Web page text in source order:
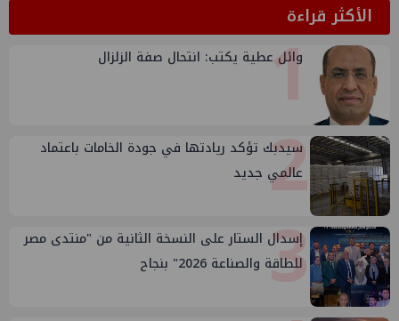
الأكثر قراءة1
وائل عطية يكتب: انتحال صفة الزلزال
2
سيدبك تؤكد ريادتها في جودة الخامات باعتماد
عالمي جديد
3
إسدال الستار على النسخة الثانية من "منتدى مصر
للطاقة والصناعة 2026" بنجاح